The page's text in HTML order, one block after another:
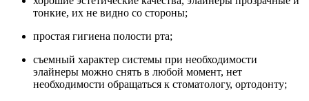
тонкие, их не видно со стороны;
простая гигиена полости рта;
съемный характер системы при необходимости
элайнеры можно снять в любой момент, нет
необходимости обращаться к стоматологу, ортодонту;